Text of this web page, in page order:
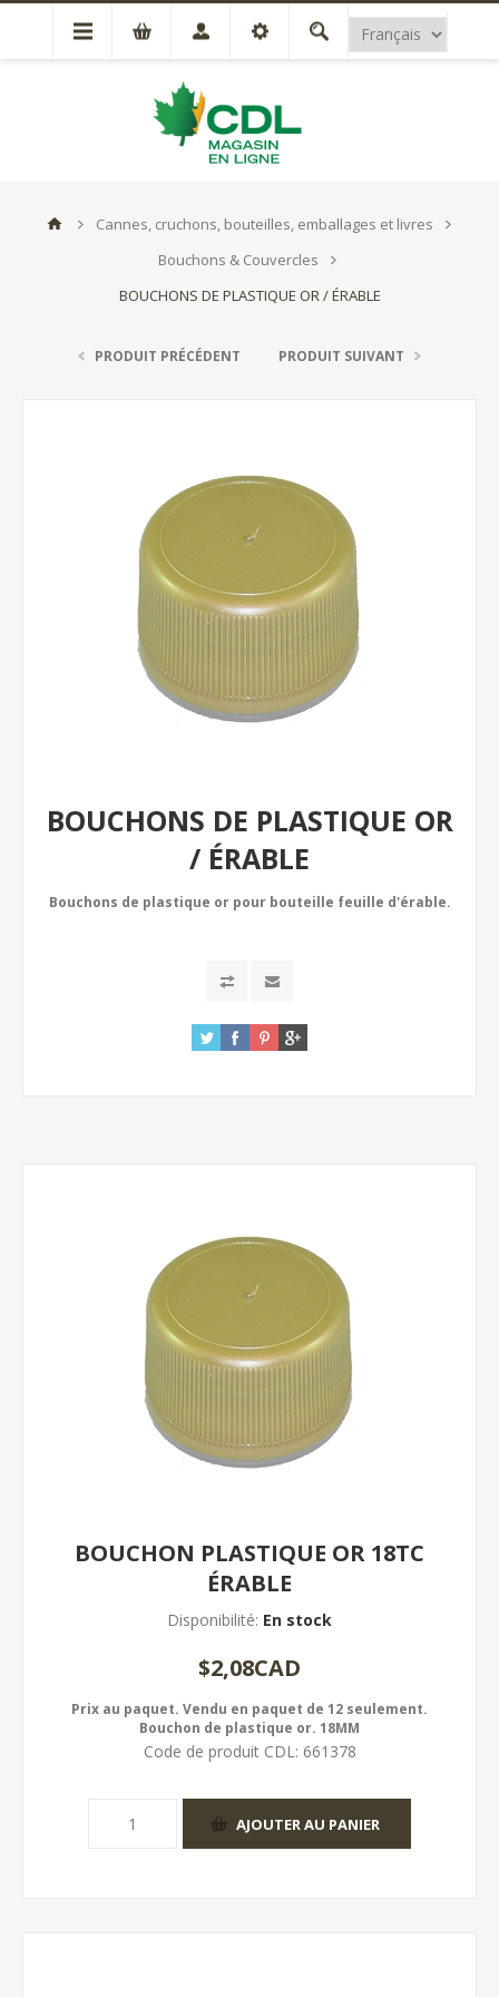
Cannes, cruchons, bouteilles, emballages et livres
Bouchons & Couvercles
BOUCHONS DE PLASTIQUE OR / ÉRABLE
PRODUIT PRÉCÉDENT PRODUIT SUIVANT
BOUCHONS DE PLASTIQUE OR
/ ÉRABLE
Bouchons de plastique or pour bouteille feuille d'érable.
BOUCHON PLASTIQUE OR 18TC
ÉRABLE
Disponibilité: En stock
$2,08CAD
Prix au paquet. Vendu en paquet de 12 seulement.
Bouchon de plastique or. 18MM
Code de produit CDL: 661378